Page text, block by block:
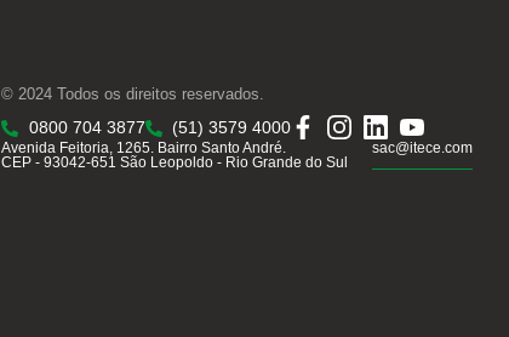
© 2024 Todos os direitos reservados.
0800 704 3877 (51) 3579 4000
Avenida Feitoria, 1265. Bairro Santo André.
CEP - 93042-651 São Leopoldo - Rio Grande do Sul
sac@itece.com